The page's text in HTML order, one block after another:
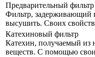
Предварительный фильтр
Фильтр, задерживающий
высушить. Своих
Катехиновый фильтр
Катехин, получаемый из
веществ. С помощью